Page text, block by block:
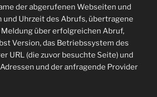
der abgerufenen Webseiten und
und Uhrzeit des Abrufs, übertragene
über erfolgreichen Abruf,
Version, das Betriebssystem des
URL (die zuvor besuchte Seite) und
und der anfragende Provider